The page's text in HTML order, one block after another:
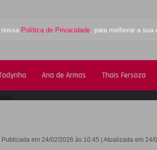
Política de Privacidade, para melhorar a sua
Ana de Armas Thais Fersoza
Publicada em 24/02/2026 às 10:45 | Atualizada em 24/